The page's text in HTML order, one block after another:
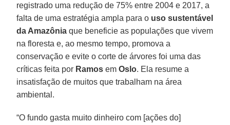
registrado uma redução de 75% entre 2004 e 2017, a
falta de uma estratégia ampla para o uso sustentável
da Amazônia que beneficie as populações que vivem
na floresta e, ao mesmo tempo, promova a
conservação e evite o corte de árvores foi uma das
críticas feita por Ramos emOslo. Ela resume a
insatisfação de muitos que trabalham na área
ambiental.
“O fundo gasta muito dinheiro com [ações do]